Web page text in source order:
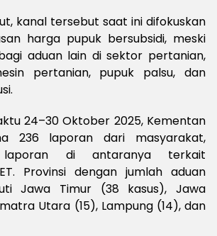
kanal tersebut saat ini difokuskan
harga pupuk bersubsidi, meski
aduan lain di sektor pertanian,
pertanian, pupuk palsu, dan
24–30 Oktober 2025, Kementan
236 laporan dari masyarakat,
di antaranya terkait
Provinsi dengan jumlah aduan
Jawa Timur (38 kasus), Jawa
Utara (15), Lampung (14), dan